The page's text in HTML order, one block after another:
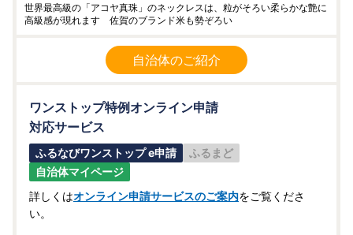
世界最高級の「アコヤ真珠」のネックレスは、粒がそろい柔らかな艶に
高級感が現れます 佐賀のブランド米も勢ぞろい
自治体のご紹介
ワンストップ特例オンライン申請
対応サービス
ふるなびワンストップ e申請
ふるまど
自治体マイページ
詳しくはオンライン申請サービスのご案内をご覧くださ
い。